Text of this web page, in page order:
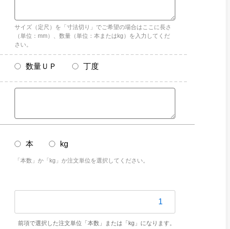
サイズ（定尺）を「寸法切り」でご希望の場合はここに長さ
（単位：mm）、数量（単位：本またはkg）を入力してくだ
さい。
数量ＵＰ 丁度
本 kg
「本数」か「kg」か注文単位を選択してください。
外